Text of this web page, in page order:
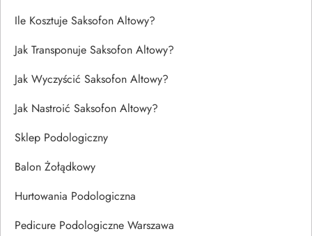
Ile Kosztuje Saksofon Altowy?
Jak Transponuje Saksofon Altowy?
Jak Wyczyścić Saksofon Altowy?
Jak Nastroić Saksofon Altowy?
Sklep Podologiczny
Balon Żołądkowy
Hurtowania Podologiczna
Pedicure Podologiczne Warszawa